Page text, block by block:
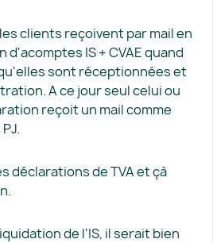
clients reçoivent par mail en
IS + CVAE quand
sont réceptionnées et
A ce jour seul celui ou
reçoit un mail comme
déclarations de TVA et çà
de l'IS, il serait bien